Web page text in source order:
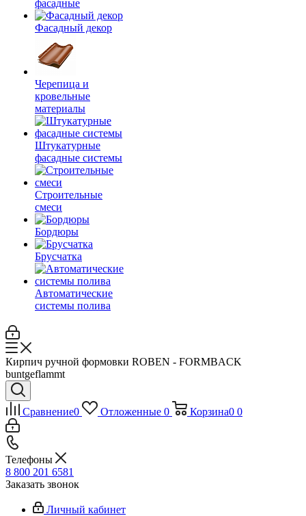
фасадные
Фасадный декор
Черепица и
кровельные
материалы
Штукатурные
фасадные системы
Строительные
смеси
Бордюры
Брусчатка
Автоматические
системы полива
Кирпич ручной формовки ROBEN - FORMBACK
buntgeflammt
Сравнение0 Отложенные 0 Корзина0 0
Телефоны
8 800 201 6581
Заказать звонок
Личный кабинет